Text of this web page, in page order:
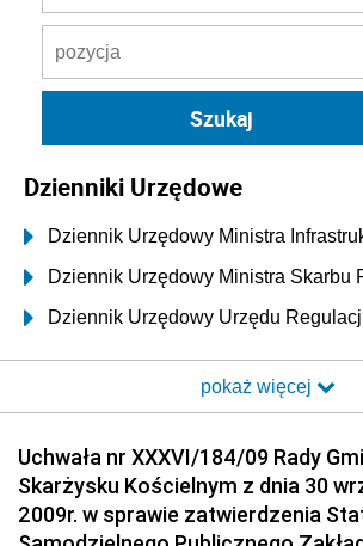
Dzienniki Urzędowe
Dziennik Urzędowy Ministra
Dziennik Urzędowy Ministra Skarbu
Dziennik Urzędowy Urzędu
Dziennik Urzędowy Ministra
Elektronicznej
Dziennik Urzędowy Ministra Spraw
Administracji
pokaż więcej
Uchwała nr XXXVI/184/09 Rady
Skarżysku Kościelnym z dnia 30
2009r. w sprawie zatwierdzenia